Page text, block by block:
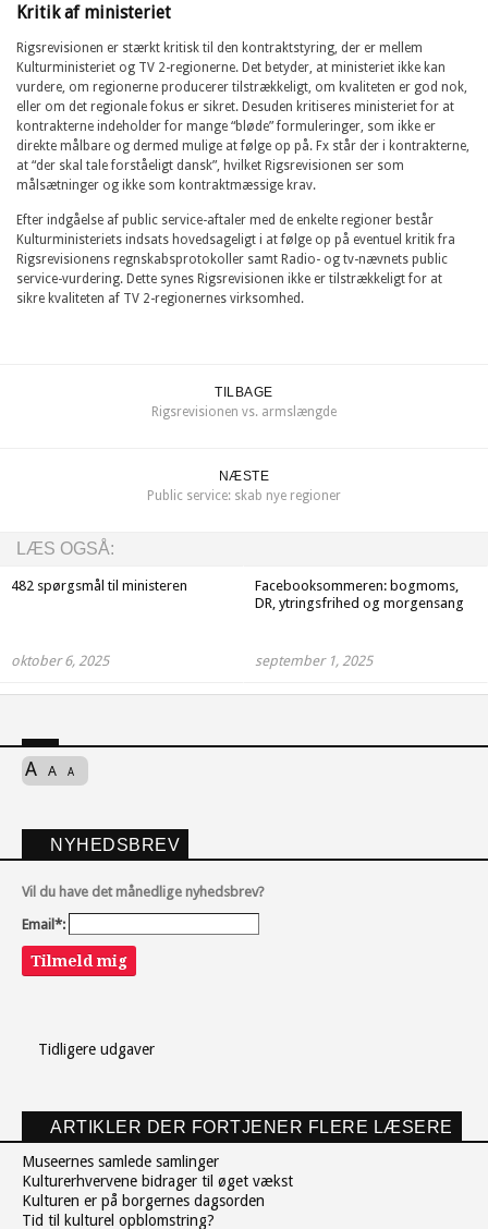
Kritik af ministeriet
Rigsrevisionen er stærkt kritisk til den kontraktstyring, der er mellem
Kulturministeriet og TV 2-regionerne. Det betyder, at ministeriet ikke kan
vurdere, om regionerne producerer tilstrækkeligt, om kvaliteten er god nok,
eller om det regionale fokus er sikret. Desuden kritiseres ministeriet for at
kontrakterne indeholder for mange “bløde” formuleringer, som ikke er
direkte målbare og dermed mulige at følge op på. Fx står der i kontrakterne,
at “der skal tale forståeligt dansk”, hvilket Rigsrevisionen ser som
målsætninger og ikke som kontraktmæssige krav.
Efter indgåelse af public service-aftaler med de enkelte regioner består
Kulturministeriets indsats hovedsageligt i at følge op på eventuel kritik fra
Rigsrevisionens regnskabsprotokoller samt Radio- og tv-nævnets public
service-vurdering. Dette synes Rigsrevisionen ikke er tilstrækkeligt for at
sikre kvaliteten af TV 2-regionernes virksomhed.
TILBAGE
Rigsrevisionen vs. armslængde
NÆSTE
Public service: skab nye regioner
LÆS OGSÅ:
482 spørgsmål til ministeren
oktober 6, 2025
Facebooksommeren: bogmoms,
DR, ytringsfrihed og morgensang
september 1, 2025
A A A
NYHEDSBREV
Vil du have det månedlige nyhedsbrev?
Email*:
Tilmeld mig
Tidligere udgaver
ARTIKLER DER FORTJENER FLERE LÆSERE
Museernes samlede samlinger
Kulturerhvervene bidrager til øget vækst
Kulturen er på borgernes dagsorden
Tid til kulturel opblomstring?